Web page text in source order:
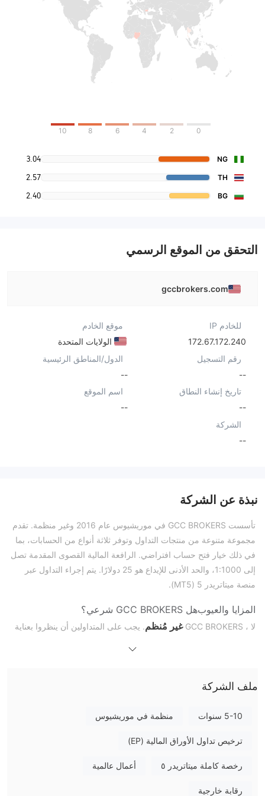
0
2
4
6
8
10
NG
3.04
TH
2.57
BG
2.40
التحقق من الموقع الرسمي
gccbrokers.com
للخادم IP
172.67.172.240
موقع الخادم
الولايات المتحدة
رقم التسجيل
--
الدول/المناطق الرئيسية
--
تاريخ إنشاء النطاق
--
اسم الموقع
--
الشركة
--
نبذة عن الشركة
تأسست GCC BROKERS في موريشيوس عام 2016 وغير منظمة. تقدم
مجموعة متنوعة من منتجات التداول وتوفر ثلاثة أنواع من الحسابات، بما
في ذلك خيار فتح حساب افتراضي. الرافعة المالية القصوى المقدمة تصل
إلى 1:1000، والحد الأدنى للإيداع هو 25 دولارًا. يتم إجراء التداول عبر
منصة ميتاتريدر 5 (MT5).
المزايا والعيوبهل GCC BROKERS شرعي؟
لا ، GCC BROKERS غير مُنظم. يجب على المتداولين أن ينظروا بعناية
نوع الحساب / الرافعة المالية / الانتشار
GCC BROKERS يقدم ثلاثة أنواع من خيارات الحساب. كما يقدم حسابات
منصة التداول
ملف الشركة
5-10 سنوات منظمة في موريشيوس
ترخيص تداول الأوراق المالية (EP)
رخصة كاملة ميتاتريدر ٥ أعمال عالمية
رقابة خارجية